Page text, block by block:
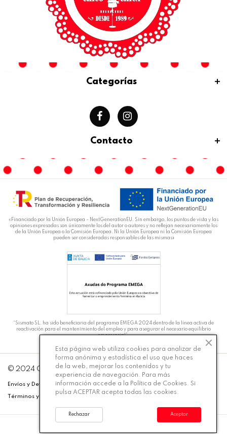
Categorías
Contacto
«Financiado por la Unión Europea – NextGenerationEU. Sin embargo, los puntos de vista y las
opiniones expresadas son únicamente los del autor o autores y no reflejan necesariamente los
de la Unión Europea o la Comisión Europea. Ni la Unión Europea ni la Comisión Europea
pueden ser consideradas responsables de las mismas»
“Sismato SL. ha sido beneficiaria del programa EMEGA 2024 dentro de la línea activa de
reactivación para el mantenimiento del empleo y para asegurar el necesario equilibrio
empresarial”.
© 2024 Carmiña Moda - Desarrollado porSilicon
Envíos y Devoluciones Política de Privacidad
Aviso Legal
Términos y Condiciones
Cookies
Esta página web utiliza cookies para analizar de
forma anónima y estadística el uso que haces
de la web, mejorar los contenidos y tu
experiencia de navegación. Para más
información accede a la Política de Cookies. Si
pulsa ACEPTAR acepta todas las cookies.
Aceptar
Rechazar